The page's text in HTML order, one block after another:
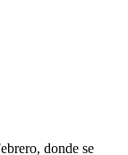
donde se